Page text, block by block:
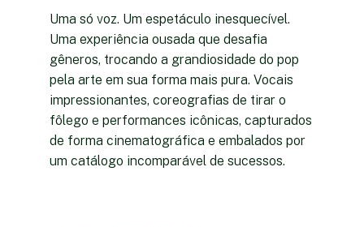
Uma só voz. Um espetáculo inesquecível.
Uma experiência ousada que desafia
gêneros, trocando a grandiosidade do pop
pela arte em sua forma mais pura. Vocais
impressionantes, coreografias de tirar o
fôlego e performances icônicas, capturados
de forma cinematográfica e embalados por
um catálogo incomparável de sucessos.